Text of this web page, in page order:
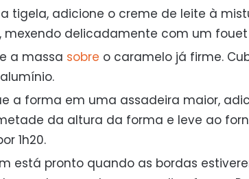
tigela, adicione o creme de leite à
mexendo delicadamente com um
a massa sobre o caramelo já firme.
a forma em uma assadeira maior,
da altura da forma e leve ao
1h20.
está pronto quando as bordas